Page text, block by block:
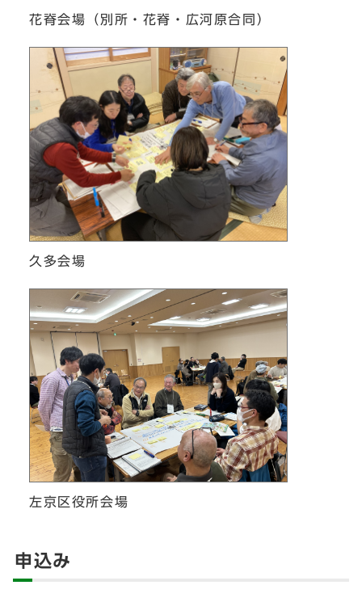
花脊会場（別所・花脊・広河原合同）
久多会場
左京区役所会場
申込み